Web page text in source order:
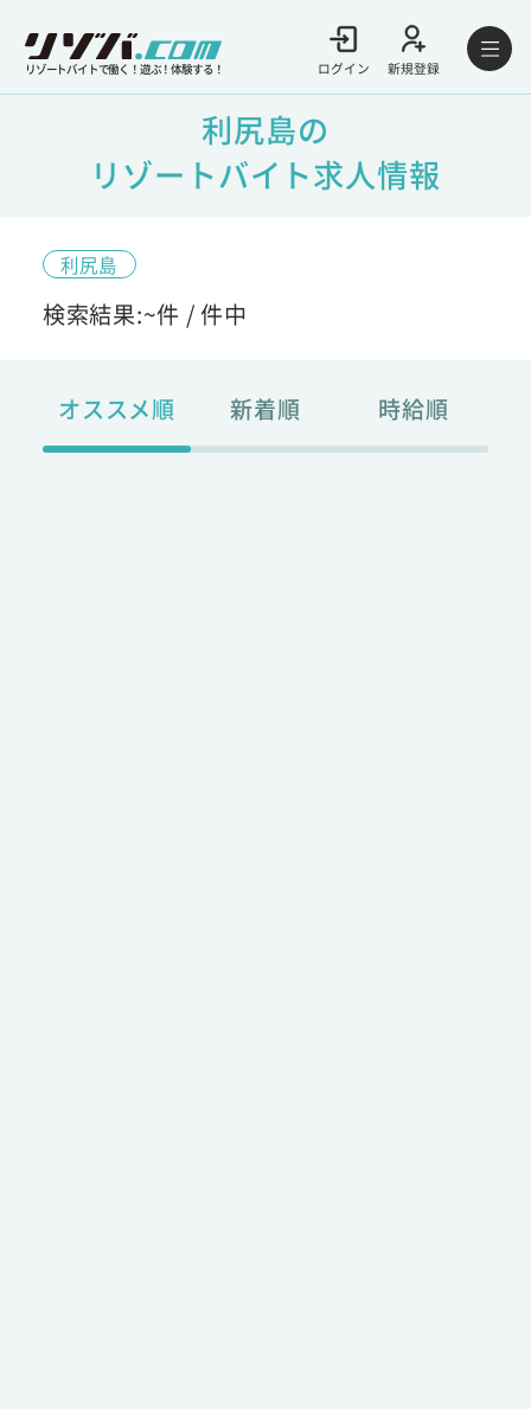
リゾートバイトで働く！遊ぶ！体験する！ ログイン 新規登録
利尻島の
リゾートバイト求人情報
利尻島
検索結果:~件 /件中
オススメ順 新着順 時給順